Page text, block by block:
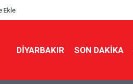
Ekle
DIYARBAKIR SON DAKIKA